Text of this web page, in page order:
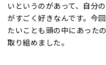
いというのがあって、自分
がすごく好きなんです。今
たいことも頭の中にあった
取り組めました。